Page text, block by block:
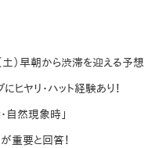
）早朝から渋滞を迎える予想
ヤリ・ハット経験あり！
自然現象時」
重要と回答！